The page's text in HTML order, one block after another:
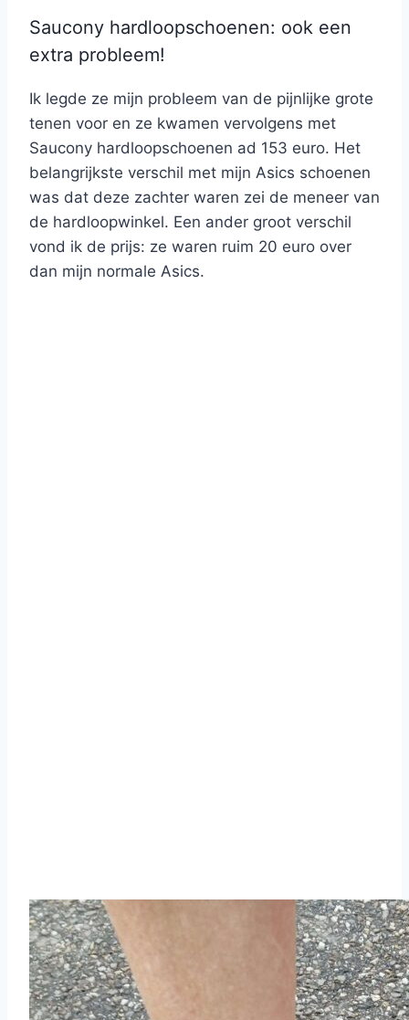
Saucony hardloopschoenen: ook een
extra probleem!
Ik legde ze mijn probleem van de pijnlijke grote
tenen voor en ze kwamen vervolgens met
Saucony hardloopschoenen ad 153 euro. Het
belangrijkste verschil met mijn Asics schoenen
was dat deze zachter waren zei de meneer van
de hardloopwinkel. Een ander groot verschil
vond ik de prijs: ze waren ruim 20 euro over
dan mijn normale Asics.